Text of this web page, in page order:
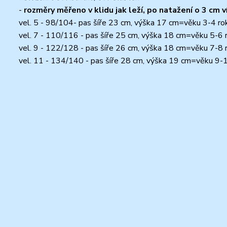
- rozměry měřeno v klidu jak leží, po natažení o 3 cm
vel. 5 - 98/104- pas šíře 23 cm, výška 17 cm=věku 3-4
vel. 7 - 110/116 - pas šíře 25 cm, výška 18 cm=věku 5-6
vel. 9 - 122/128 - pas šíře 26 cm, výška 18 cm=věku 7-8
vel. 11 - 134/140 - pas šíře 28 cm, výška 19 cm=věku 9-